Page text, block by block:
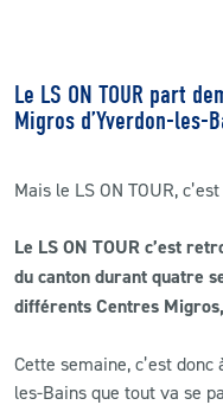
RESTAURATION
ACTUALITÉS
L’APP DU LS
Le LS ON TOUR part
Migros d’Yverdon-les-
Mais le LS ON TOUR,
Le LS ON TOUR c’est
du canton durant quatre
différents Centres
Cette semaine, c’est
les-Bains que tout va se